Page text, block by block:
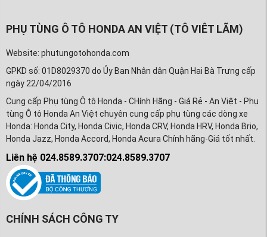
PHỤ TÙNG Ô TÔ HONDA AN VIỆT (TÔ VIÊT LÃM)
Website: phutungotohonda.com
GPKD số: 01D8029370 do Ủy Ban Nhân dân Quận Hai Bà Trưng cấp
ngày 22/04/2016
Cung cấp Phụ tùng Ô tô Honda - CHính Hãng - Giá Rẻ - An Việt - Phụ
tùng Ô tô Honda An Việt chuyên cung cấp phụ tùng các dòng xe
Honda: Honda City, Honda Civic, Honda CRV, Honda HRV, Honda Brio,
Honda Jazz, Honda Accord, Honda Acura Chính hãng-Giá tốt nhất.
Liên hệ 024.8589.3707:024.8589.3707
CHÍNH SÁCH CÔNG TY